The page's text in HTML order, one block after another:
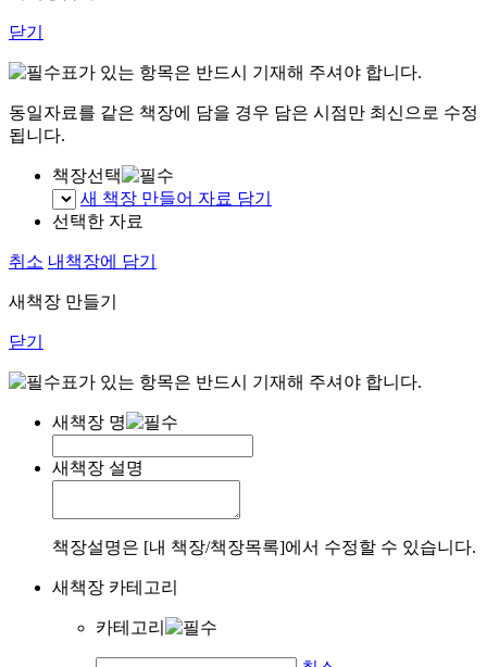
닫기
표가 있는 항목은 반드시 기재해 주셔야 합니다.
동일자료를 같은 책장에 담을 경우 담은 시점만 최신으로 수정
됩니다.
책장선택
새 책장 만들어 자료 담기
선택한 자료
취소 내책장에 담기
새책장 만들기
닫기
표가 있는 항목은 반드시 기재해 주셔야 합니다.
새책장 명
새책장 설명
책장설명은 [내 책장/책장목록]에서 수정할 수 있습니다.
새책장 카테고리
카테고리